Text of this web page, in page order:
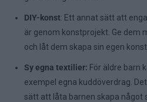
DIY-konst: Ett annat sätt att
är genom konstprojekt. Ge dem
och låt dem skapa sin egen
Sy egna textilier: För äldre barn
exempel egna kuddöverdrag.
sätt att låta barnen skapa något